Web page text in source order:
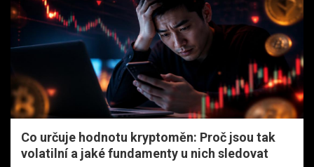
Co určuje hodnotu kryptoměn: Proč jsou tak
volatilní a jaké fundamenty u nich sledovat